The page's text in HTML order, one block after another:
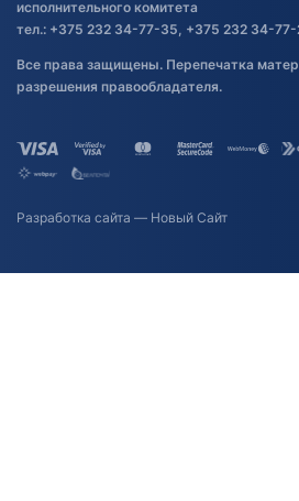
исполнительного комитета
тел.: +375 232 34-77-35, +375 232 34-77-
Все права защищены. Перепечатка
разрешения правообладателя.
Разработка сайта — Новый Сайт